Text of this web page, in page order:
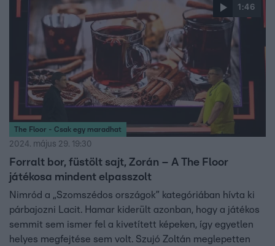
1:46
The Floor - Csak egy maradhat
2024. május 29. 19:30
Forralt bor, füstölt sajt, Zorán – A The Floor
játékosa mindent elpasszolt
Nimród a „Szomszédos országok” kategóriában hívta ki
párbajozni Lacit. Hamar kiderült azonban, hogy a játékos
semmit sem ismer fel a kivetített képeken, így egyetlen
helyes megfejtése sem volt. Szujó Zoltán meglepetten